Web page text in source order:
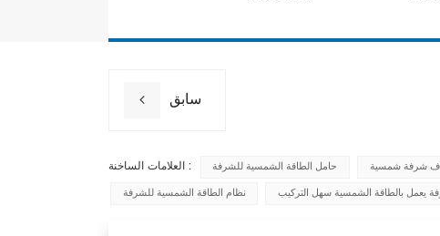
سابق
العلامات الساخنة : حامل الطاقة الشمسية للشرفة شرفة شمسية
نظام الطاقة الشمسية للشرفة يعمل بالطاقة الشمسية سهل التركيب